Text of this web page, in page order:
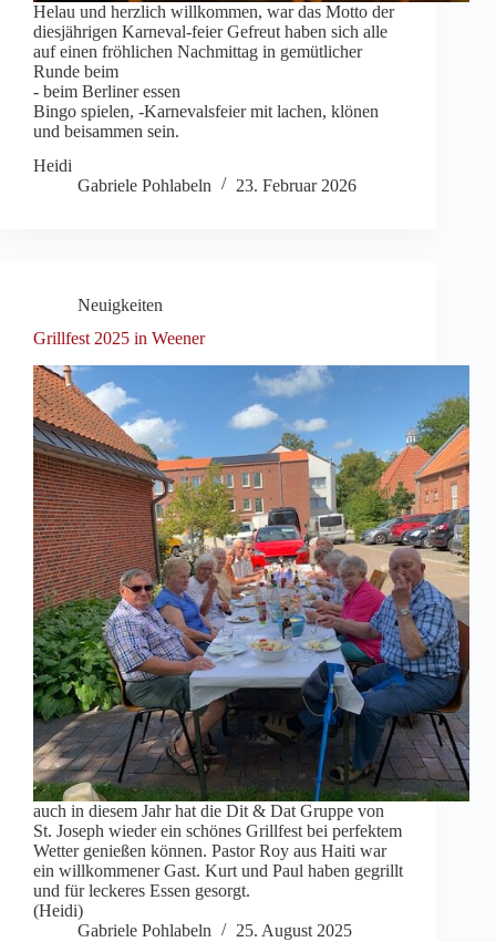
Helau und herzlich willkommen, war das Motto der
diesjährigen Karneval-feier Gefreut haben sich alle
auf einen fröhlichen Nachmittag in gemütlicher
Runde beim
- beim Berliner essen
Bingo spielen, -Karnevalsfeier mit lachen, klönen
und beisammen sein.
Heidi
Gabriele Pohlabeln
23. Februar 2026
Neuigkeiten
Grillfest 2025 in Weener
auch in diesem Jahr hat die Dit & Dat Gruppe von
St. Joseph wieder ein schönes Grillfest bei perfektem
Wetter genießen können. Pastor Roy aus Haiti war
ein willkommener Gast. Kurt und Paul haben gegrillt
und für leckeres Essen gesorgt.
(Heidi)
Gabriele Pohlabeln
25. August 2025